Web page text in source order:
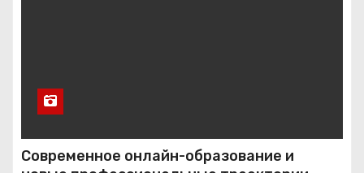
Современное онлайн-образование и